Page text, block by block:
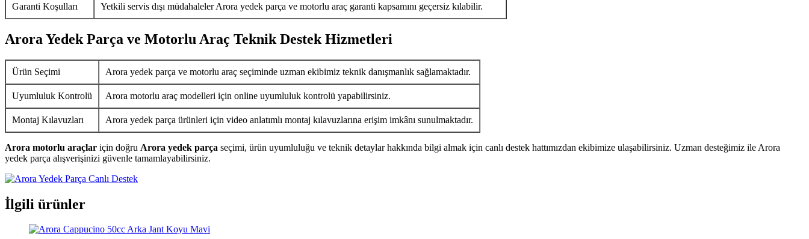
Garanti Koşulları Yetkili servis dışı müdahaleler Arora yedek parça ve motorlu araç garanti kapsamını geçersiz kılabilir.
Arora Yedek Parça ve Motorlu Araç Teknik Destek Hizmetleri
Ürün Seçimi Arora yedek parça ve motorlu araç seçiminde uzman ekibimiz teknik danışmanlık sağlamaktadır.
Uyumluluk Kontrolü Arora motorlu araç modelleri için online uyumluluk kontrolü yapabilirsiniz.
Montaj Kılavuzları Arora yedek parça ürünleri için video anlatımlı montaj kılavuzlarına erişim imkânı sunulmaktadır.
Arora motorlu araçlar için doğru Arora yedek parça seçimi, ürün uyumluluğu ve teknik detaylar hakkında bilgi almak için canlı destek hattımızdan ekibimize ulaşabilirsiniz. Uzman desteğimiz ile Arora
yedek parça alışverişinizi güvenle tamamlayabilirsiniz.
İlgili ürünler